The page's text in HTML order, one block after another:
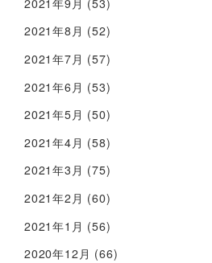
2021年8月 (52)
2021年7月 (57)
2021年6月 (53)
2021年5月 (50)
2021年4月 (58)
2021年3月 (75)
2021年2月 (60)
2021年1月 (56)
2020年12月 (66)